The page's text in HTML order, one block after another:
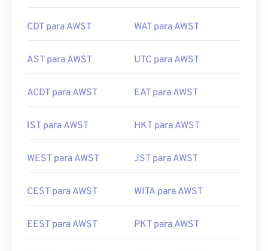
CDT para AWST WAT para AWST
AST para AWST UTC para AWST
ACDT para AWST EAT para AWST
IST para AWST HKT para AWST
WEST para AWST JST para AWST
CEST para AWST WITA para AWST
EEST para AWST PKT para AWST